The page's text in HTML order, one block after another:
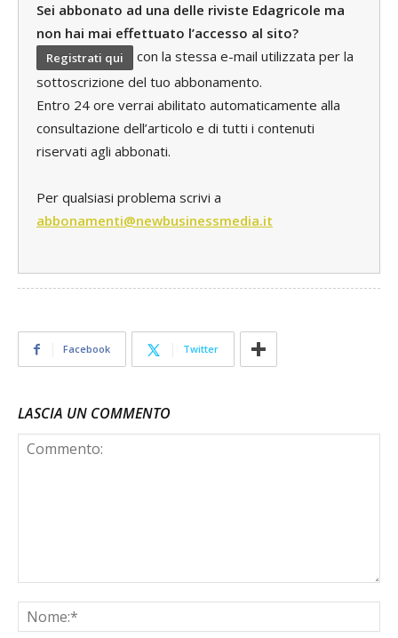
Sei abbonato ad una delle riviste Edagricole ma
non hai mai effettuato l’accesso al sito?
Registrati qui
con la stessa e-mail utilizzata per la
sottoscrizione del tuo abbonamento.
Entro 24 ore verrai abilitato automaticamente alla
consultazione dell’articolo e di tutti i contenuti
riservati agli abbonati.
Per qualsiasi problema scrivi a
abbonamenti@newbusinessmedia.it
Facebook Twitter
LASCIA UN COMMENTO